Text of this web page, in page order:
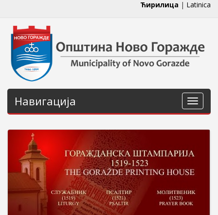
Ћирилица | Latinica
Навигација